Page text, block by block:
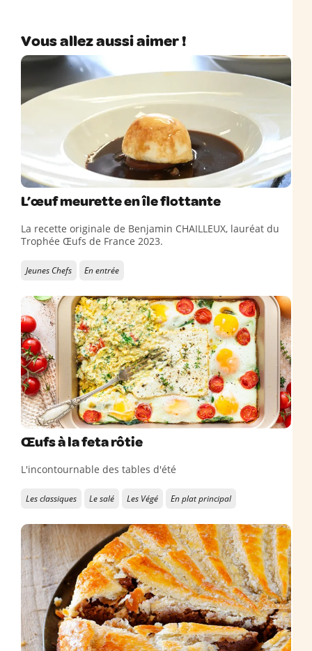
Vous allez aussi aimer !
L’œuf meurette en île flottante
La recette originale de Benjamin CHAILLEUX, lauréat du
Trophée Œufs de France 2023.
Jeunes Chefs En entrée
Œufs à la feta rôtie
L'incontournable des tables d'été
Les classiques Le salé Les Végé En plat principal